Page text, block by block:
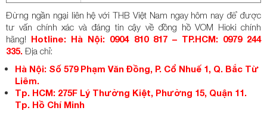
Đừng ngần ngại liên hệ với THB Việt Nam ngay hôm nay để được
tư vấn chính xác và đáng tin cậy về đồng hồ VOM Hioki chính
hãng! Hotline: Hà Nội: 0904 810 817 – TP.HCM: 0979 244
335. Địa chỉ:
Hà Nội: Số 579 Phạm Văn Đồng, P. Cổ Nhuế 1, Q. Bắc Từ
Liêm.
Tp. HCM: 275F Lý Thường Kiệt, Phường 15, Quận 11.
Tp. Hồ Chí Minh